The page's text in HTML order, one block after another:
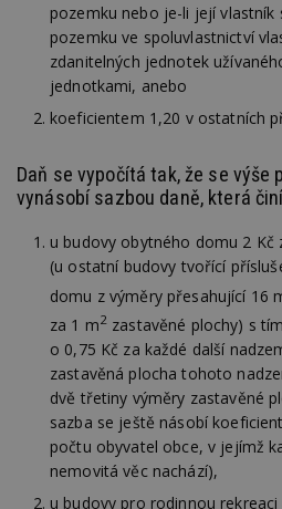
pozemku nebo je-li její vlastník
pozemku ve spoluvlastnictví
zdanitelných jednotek
jednotkami, anebo
koeficientem 1,20 v ostatních
Daň se vypočítá tak, že se výše
vynásobí sazbou daně, která
u budovy obytného domu 2 Kč
(u ostatní budovy tvořící
domu z výměry přesahující 16
za 1 m2zastavěné plochy) s
o 0,75 Kč za každé další
zastavěná plocha tohoto
dvě třetiny výměry zastavěné
sazba se ještě násobí
počtu obyvatel obce, v jejímž
nemovitá věc nachází),
u budovy pro rodinnou